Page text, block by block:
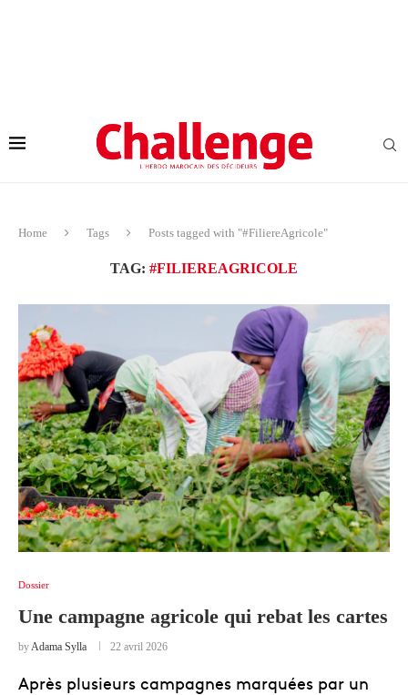
Home Tags Posts tagged with "#FiliereAgricole"
TAG: #FILIEREAGRICOLE
Dossier
Une campagne agricole qui rebat les cartes
byAdama Sylla 22 avril 2026
Après plusieurs campagnes marquées par un